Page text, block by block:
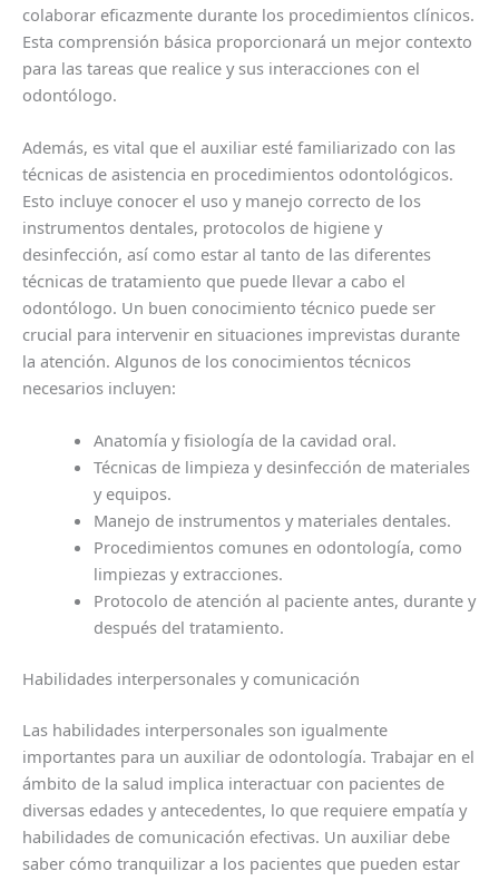
colaborar eficazmente durante los procedimientos clínicos.
Esta comprensión básica proporcionará un mejor contexto
para las tareas que realice y sus interacciones con el
odontólogo.
Además, es vital que el auxiliar esté familiarizado con las
técnicas de asistencia en procedimientos odontológicos.
Esto incluye conocer el uso y manejo correcto de los
instrumentos dentales, protocolos de higiene y
desinfección, así como estar al tanto de las diferentes
técnicas de tratamiento que puede llevar a cabo el
odontólogo. Un buen conocimiento técnico puede ser
crucial para intervenir en situaciones imprevistas durante
la atención. Algunos de los conocimientos técnicos
necesarios incluyen:
Anatomía y fisiología de la cavidad oral.
Técnicas de limpieza y desinfección de materiales
y equipos.
Manejo de instrumentos y materiales dentales.
Procedimientos comunes en odontología, como
limpiezas y extracciones.
Protocolo de atención al paciente antes, durante y
después del tratamiento.
Habilidades interpersonales y comunicación
Las habilidades interpersonales son igualmente
importantes para un auxiliar de odontología. Trabajar en el
ámbito de la salud implica interactuar con pacientes de
diversas edades y antecedentes, lo que requiere empatía y
habilidades de comunicación efectivas. Un auxiliar debe
saber cómo tranquilizar a los pacientes que pueden estar